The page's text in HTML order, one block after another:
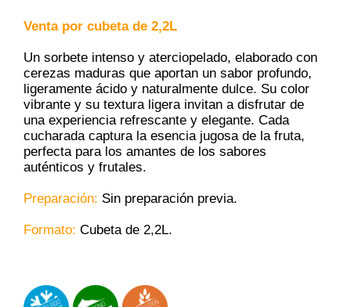
Venta por cubeta de 2,2L
Un sorbete intenso y aterciopelado, elaborado con
cerezas maduras que aportan un sabor profundo,
ligeramente ácido y naturalmente dulce. Su color
vibrante y su textura ligera invitan a disfrutar de
una experiencia refrescante y elegante. Cada
cucharada captura la esencia jugosa de la fruta,
perfecta para los amantes de los sabores
auténticos y frutales.
Preparación: Sin preparación previa.
Formato: Cubeta de 2,2L.